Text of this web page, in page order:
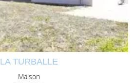
LA TURBALLE
Maison